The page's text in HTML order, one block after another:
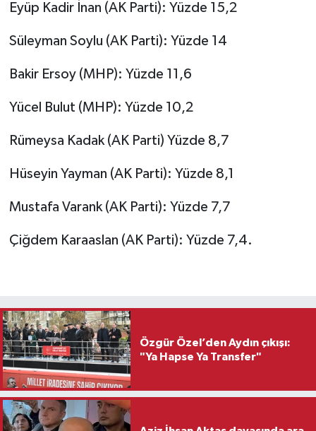
Eyüp Kadir İnan (AK Parti): Yüzde 15,2
Süleyman Soylu (AK Parti): Yüzde 14
Bakir Ersoy (MHP): Yüzde 11,6
Yücel Bulut (MHP): Yüzde 10,2
Rümeysa Kadak (AK Parti) Yüzde 8,7
Hüseyin Yayman (AK Parti): Yüzde 8,1
Mustafa Varank (AK Parti): Yüzde 7,7
Çiğdem Karaaslan (AK Parti): Yüzde 7,4.
Özgür Özel’den Aydın çıkışı:
"Ya Hapse Ya Transfer"